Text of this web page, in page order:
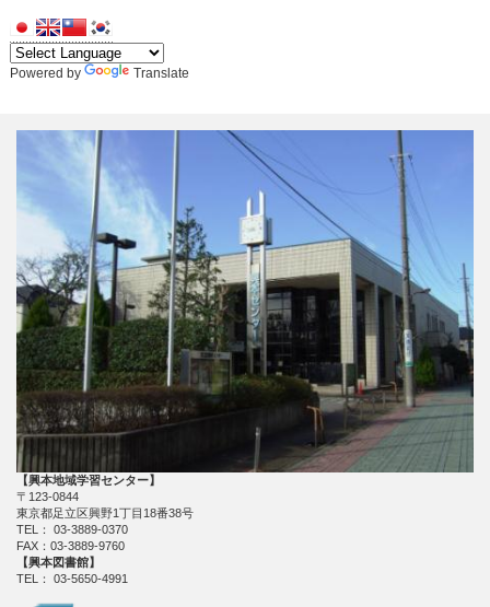
Powered by Translate
【興本地域学習センター】
〒123-0844
東京都足立区興野1丁目18番38号
TEL： 03-3889-0370
FAX：03-3889-9760
【興本図書館】
TEL： 03-5650-4991